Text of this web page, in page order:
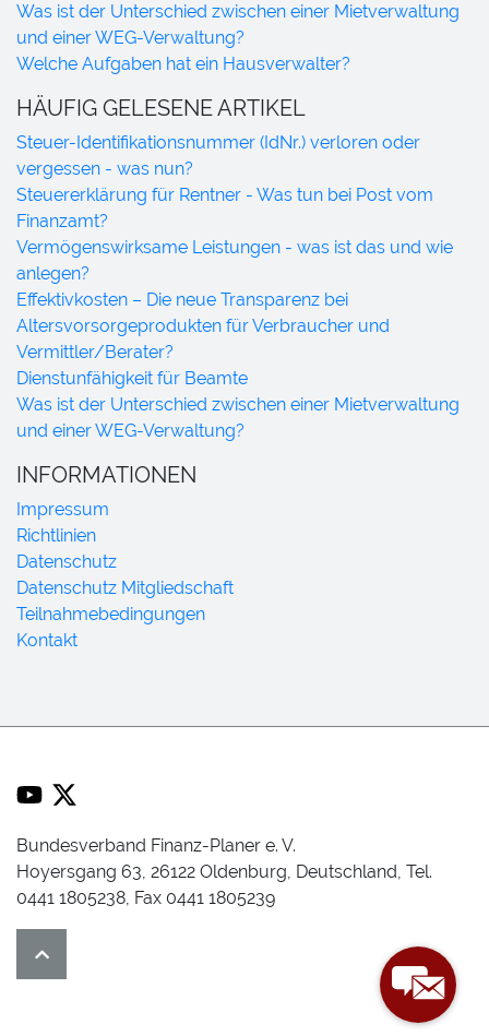
Was ist der Unterschied zwischen einer Mietverwaltung
und einer WEG-Verwaltung?
Welche Aufgaben hat ein Hausverwalter?
HÄUFIG GELESENE ARTIKEL
Steuer-Identifikationsnummer (IdNr.) verloren oder
vergessen - was nun?
Steuererklärung für Rentner - Was tun bei Post vom
Finanzamt?
Vermögenswirksame Leistungen - was ist das und wie
anlegen?
Effektivkosten – Die neue Transparenz bei
Altersvorsorgeprodukten für Verbraucher und
Vermittler/Berater?
Dienstunfähigkeit für Beamte
Was ist der Unterschied zwischen einer Mietverwaltung
und einer WEG-Verwaltung?
INFORMATIONEN
Impressum
Richtlinien
Datenschutz
Datenschutz Mitgliedschaft
Teilnahmebedingungen
Kontakt
Bundesverband Finanz-Planer e. V.
Hoyersgang 63, 26122 Oldenburg, Deutschland, Tel.
0441 1805238, Fax 0441 1805239